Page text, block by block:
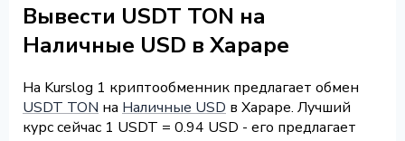
Вывести USDT TON на
Наличные USD в Хараре
На Kurslog 1 криптообменник предлагает обмен
USDT TON на Наличные USD в Хараре. Лучший
курс сейчас 1 USDT = 0.94 USD - его предлагает